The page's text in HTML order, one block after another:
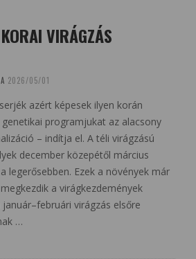
VIRÁGZÁS
2026/05/01
azért képesek ilyen korán
programjukat az alacsony
– indítja el. A téli virágzású
december közepétől március
legerősebben. Ezek a növények már
a virágkezdemények
virágzás elsőre
…